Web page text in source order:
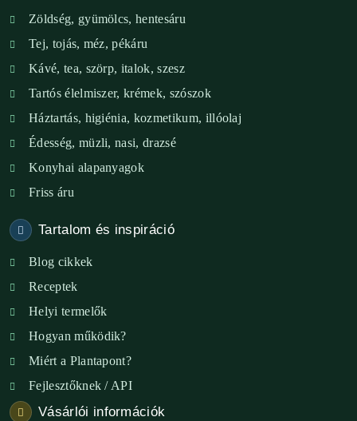
Verőce – Miegymás
XI. ker. – Lemérem
XIX. ker. – Boldog Föld
XVIII. ker. – Eni Mag-ház
XXIII. ker. – Panelpék
Zöldség, gyümölcs, hentesáru
Tej, tojás, méz, pékáru
Kávé, tea, szörp, italok, szesz
Tartós élelmiszer, krémek, szószok
Háztartás, higiénia, kozmetikum, illóolaj
Édesség, müzli, nasi, drazsé
Konyhai alapanyagok
Friss áru
Tartalom és inspiráció
Blog cikkek
Receptek
Helyi termelők
Hogyan működik?
Miért a Plantapont?
Fejlesztőknek / API
Vásárlói információk